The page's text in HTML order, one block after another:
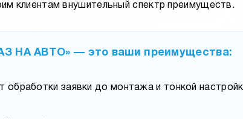
клиентам внушительный спектр преимуществ.
НА АВТО» — это ваши преимущества:
обработки заявки до монтажа и тонкой